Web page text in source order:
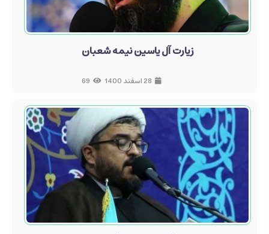
زیارت آل یاسین نیمه شعبان
28 اسفند 1400 69